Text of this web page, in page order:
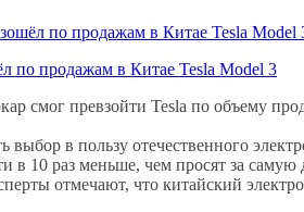
смог превзойти Tesla по объему
выбор в пользу отечественного
в 10 раз меньше, чем просят за
отмечают, что китайский